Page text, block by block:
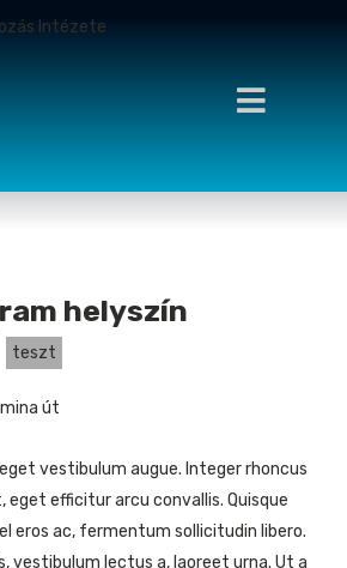
helyszín
teszt
út
vestibulum augue. Integer rhoncus
eget efficitur arcu convallis. Quisque
eros ac, fermentum sollicitudin libero.
vestibulum lectus a, laoreet urna. Ut a